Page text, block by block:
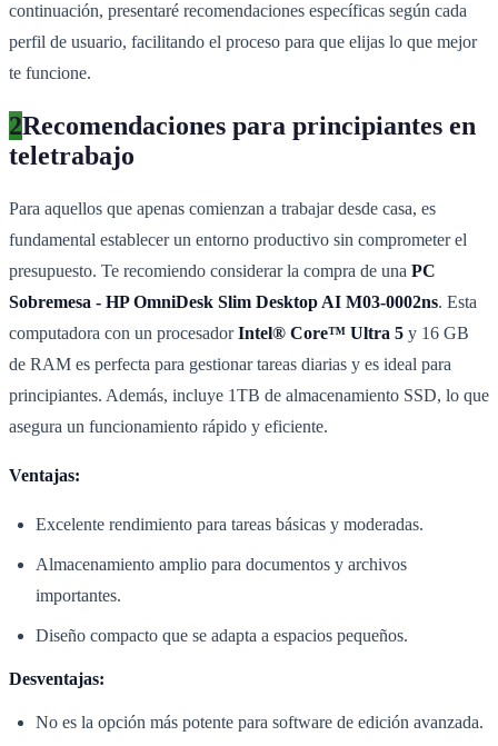
continuación, presentaré recomendaciones específicas según cada
perfil de usuario, facilitando el proceso para que elijas lo que mejor
te funcione.
2Recomendaciones para principiantes en
teletrabajo
Para aquellos que apenas comienzan a trabajar desde casa, es
fundamental establecer un entorno productivo sin comprometer el
presupuesto. Te recomiendo considerar la compra de una PC
Sobremesa - HP OmniDesk Slim Desktop AI M03-0002ns. Esta
computadora con un procesadorIntel® Core™ Ultra 5 y 16 GB
de RAM es perfecta para gestionar tareas diarias y es ideal para
principiantes. Además, incluye 1TB de almacenamiento SSD, lo que
asegura un funcionamiento rápido y eficiente.
Ventajas:
Excelente rendimiento para tareas básicas y moderadas.
Almacenamiento amplio para documentos y archivos
importantes.
Diseño compacto que se adapta a espacios pequeños.
Desventajas:
No es la opción más potente para software de edición avanzada.